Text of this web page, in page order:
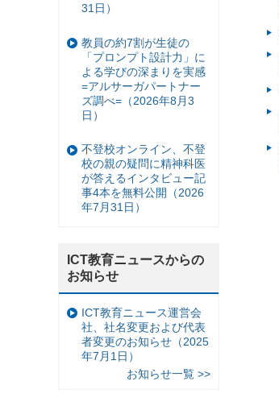
31日）
教員の約7割が生徒の
「プロンプト設計力」に
よる学びの深まりを実感
=アルサーガパートナー
ズ調べ=（2026年8月3
日）
不登校オンライン、不登
校の親の疑問に精神科医
が答えるインタビュー記
事4本を無料公開（2026
年7月31日）
ICT教育ニュースからの
お知らせ
ICT教育ニュース運営会
社、社名変更および代表
者変更のお知らせ（2025
年7月1日）
お知らせ一覧 >>